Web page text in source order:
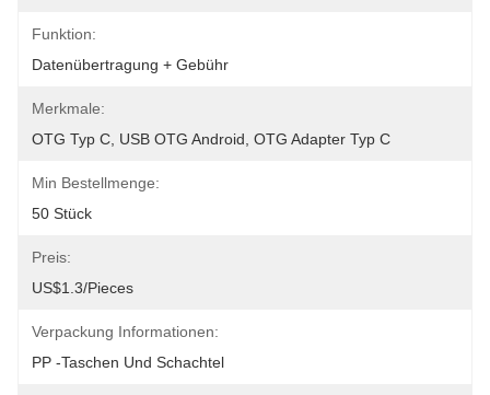
Funktion:
Datenübertragung + Gebühr
Merkmale:
OTG Typ C, USB OTG Android, OTG Adapter Typ C
Min Bestellmenge:
50 Stück
Preis:
US$1.3/pieces
Verpackung Informationen:
PP -Taschen Und Schachtel